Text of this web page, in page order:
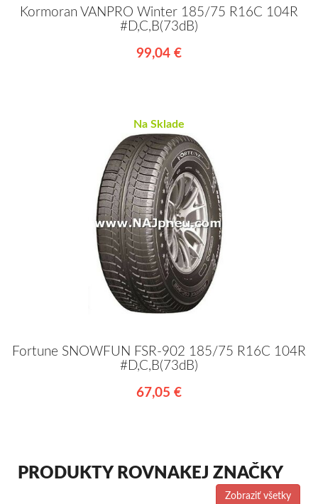
Kormoran VANPRO Winter 185/75 R16C 104R
#D,C,B(73dB)
99,04 €
Na Sklade
Fortune SNOWFUN FSR-902 185/75 R16C 104R
#D,C,B(73dB)
67,05 €
PRODUKTY ROVNAKEJ ZNAČKY
Zobraziť všetky